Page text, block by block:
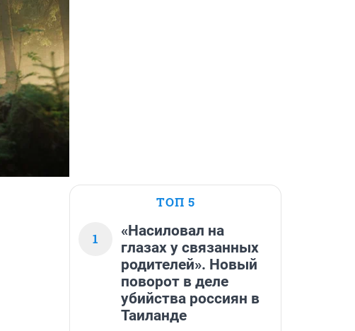
ТОП 5
1
«Насиловал на
глазах у связанных
родителей». Новый
поворот в деле
убийства россиян в
Таиланде